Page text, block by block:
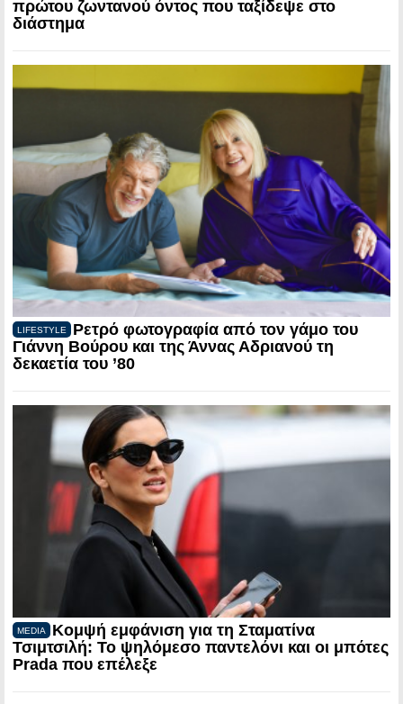
πρώτου ζωντανού όντος που ταξίδεψε στο
διάστημα
LIFESTYLE
Ρετρό φωτογραφία από τον γάμο του
Γιάννη Βούρου και της Άννας Αδριανού τη
δεκαετία του ’80
MEDIA
Κομψή εμφάνιση για τη Σταματίνα
Τσιμτσιλή: Το ψηλόμεσο παντελόνι και οι μπότες
Prada που επέλεξε